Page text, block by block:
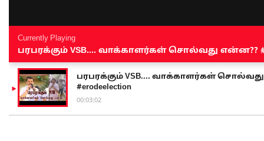
Currently Playing
பரபரக்கும் VSB.... வாக்காளர்கள் சொல்வது என்ன??
பரபரக்கும் VSB.... வாக்காளர்கள் சொல்வது
#erodeelection
00:03:02